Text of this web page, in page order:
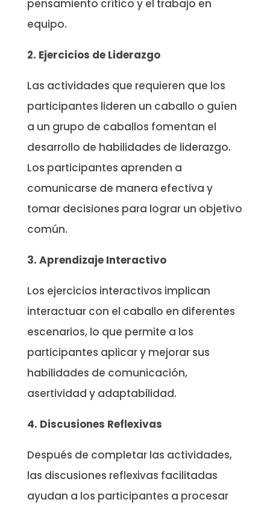
pensamiento crítico y el trabajo en
equipo.
2. Ejercicios de Liderazgo
Las actividades que requieren que los
participantes lideren un caballo o guíen
a un grupo de caballos fomentan el
desarrollo de habilidades de liderazgo.
Los participantes aprenden a
comunicarse de manera efectiva y
tomar decisiones para lograr un objetivo
común.
3. Aprendizaje Interactivo
Los ejercicios interactivos implican
interactuar con el caballo en diferentes
escenarios, lo que permite a los
participantes aplicar y mejorar sus
habilidades de comunicación,
asertividad y adaptabilidad.
4. Discusiones Reflexivas
Después de completar las actividades,
las discusiones reflexivas facilitadas
ayudan a los participantes a procesar